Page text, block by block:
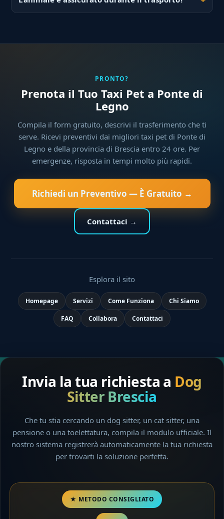
PRONTO?
Prenota il Tuo Taxi Pet a Ponte di
Legno
Compila il form gratuito, descrivi il trasferimento che ti
serve. Ricevi preventivi dai migliori taxi pet di Ponte di
Legno e della provincia di Brescia entro 24 ore. Per
emergenze, risposta in tempi molto più rapidi.
Richiedi un Preventivo — È Gratuito →
Contattaci →
Esplora il sito
Homepage Servizi Come Funziona Chi Siamo
FAQ Collabora Contattaci
Invia la tua richiesta a Dog
Sitter Brescia
Che tu stia cercando un dog sitter, un cat sitter, una
pensione o una toelettatura, compila il modulo ufficiale. Il
nostro sistema registrerà automaticamente la tua richiesta
per trovarti la soluzione perfetta.